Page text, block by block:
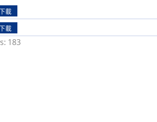
載
載
183